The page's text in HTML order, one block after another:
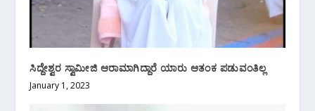
ಸಿದ್ದೇಶ್ವರ ಸ್ವಾಮೀಜಿ ಆರಾಮಾಗಿದ್ದಾರೆ ಯಾರು ಆತಂಕ ಪಡುವಂತಿಲ್ಲ
January 1, 2023